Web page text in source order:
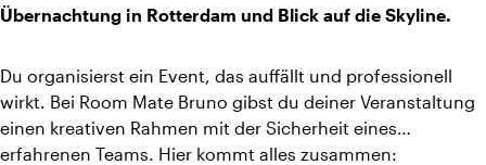
Übernachtung in Rotterdam und Blick auf die Skyline.
Du organisierst ein Event, das auffällt und professionell
wirkt. Bei Room Mate Bruno gibst du deiner Veranstaltung
einen kreativen Rahmen mit der Sicherheit eines
erfahrenen Teams. Hier kommt alles zusammen: